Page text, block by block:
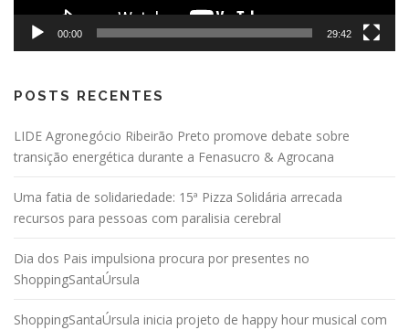
00:00 29:42
POSTS RECENTES
LIDE Agronegócio Ribeirão Preto promove debate sobre
transição energética durante a Fenasucro & Agrocana
Uma fatia de solidariedade: 15ª Pizza Solidária arrecada
recursos para pessoas com paralisia cerebral
Dia dos Pais impulsiona procura por presentes no
ShoppingSantaÚrsula
ShoppingSantaÚrsula inicia projeto de happy hour musical com